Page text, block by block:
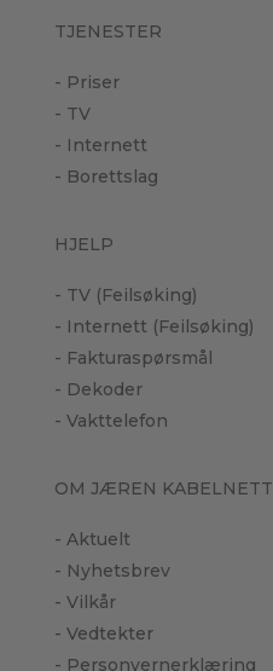
TJENESTER
- Priser
- TV
- Internett
- Borettslag
HJELP
- TV (Feilsøking)
- Internett (Feilsøking)
- Fakturaspørsmål
- Dekoder
- Vakttelefon
OM JÆREN KABELNETT
- Aktuelt
- Nyhetsbrev
- Vilkår
- Vedtekter
- Personvernerklæring